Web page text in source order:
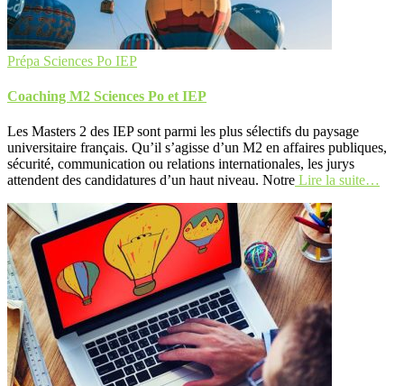
Prépa Sciences Po IEP
Coaching M2 Sciences Po et IEP
Les Masters 2 des IEP sont parmi les plus sélectifs du paysage
universitaire français. Qu’il s’agisse d’un M2 en affaires publiques,
sécurité, communication ou relations internationales, les jurys
attendent des candidatures d’un haut niveau. Notre Lire la suite…